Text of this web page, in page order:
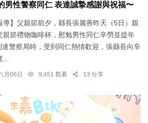
男性警察同仁 表達誠摯感謝與祝福〜
導】父親節前夕，縣長張麗善昨天（5日）親
親節禮物咖啡杯，慰勉男性同仁辛勞並提年
警察局時，受到同仁熱情歡迎，張縣長向辛
月06日 9,451 觀看 13 分享